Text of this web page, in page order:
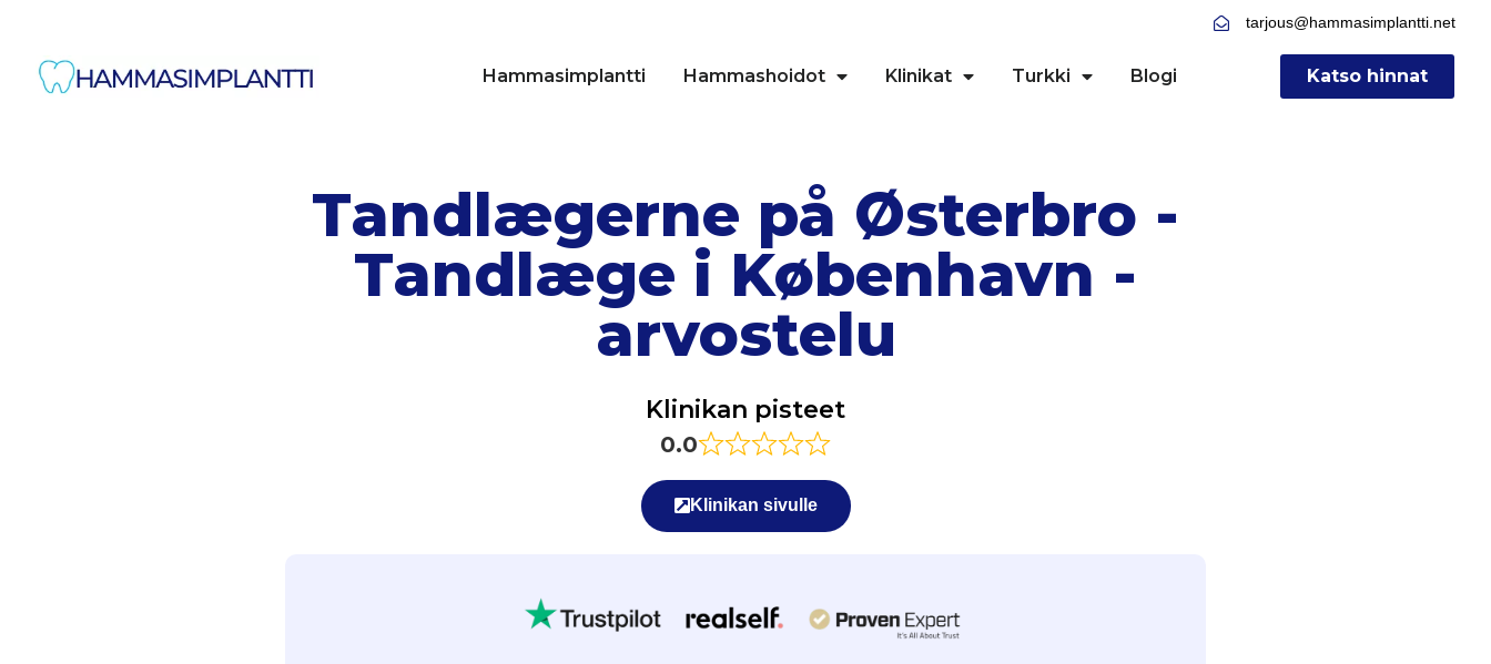
tarjous@hammasimplantti.net
Hammasimplantti Hammashoidot Klinikat Turkki Blogi Katso hinnat
Tandlægerne på Østerbro -
Tandlæge i København -
arvostelu
Klinikan pisteet
0.0
Klinikan sivulle